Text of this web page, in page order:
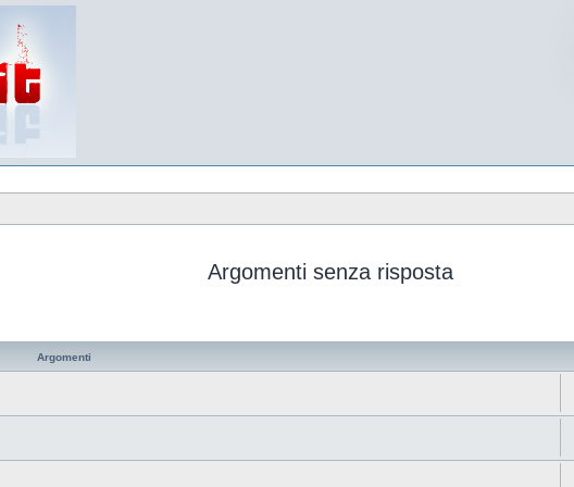
Argomenti senza risposta
Argomenti